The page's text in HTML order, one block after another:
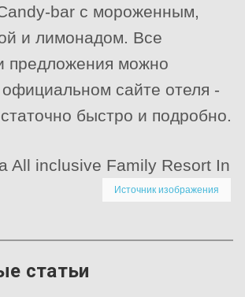
bar с мороженным,
и лимонадом. Все
предложения можно
официальном сайте отеля -
быстро и подробно.
Источник изображения
статьи